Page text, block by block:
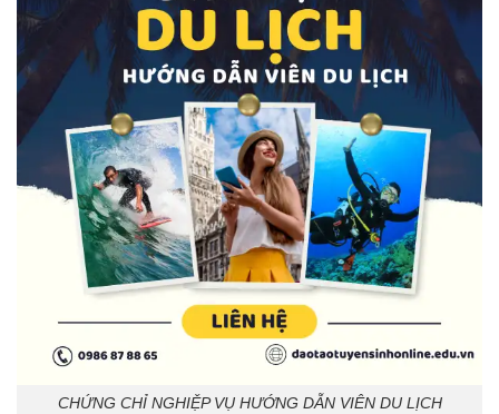
CHỨNG CHỈ NGHIỆP VỤ HƯỚNG DẪN VIÊN DU LỊCH